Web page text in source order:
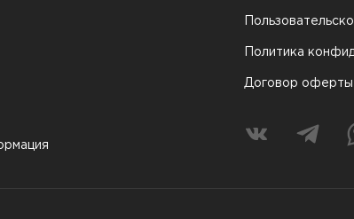
Политика
Договор оферты